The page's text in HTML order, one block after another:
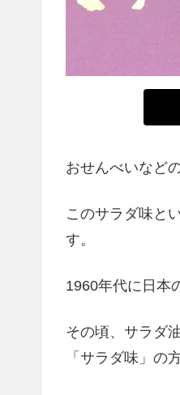
おせんべいなど
このサラダ味と
す。
1960年代に日本
その頃、サラダ
「サラダ味」の